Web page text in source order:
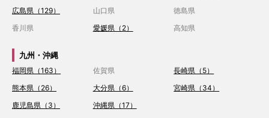
広島県（129）
山口県
徳島県
香川県
愛媛県（2） 高知県
九州・沖縄
福岡県（163） 佐賀県
長崎県（5）
熊本県（26）
大分県（6）
宮崎県（34）
鹿児島県（3）
沖縄県（17）